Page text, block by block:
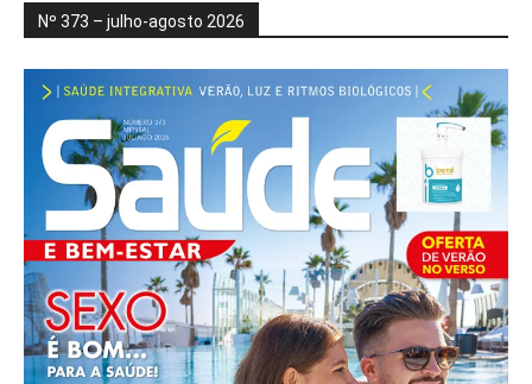
Nº 373 – julho-agosto 2026